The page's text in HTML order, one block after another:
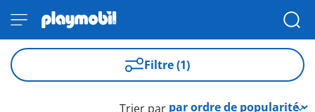
Filtre (1)
Trier par